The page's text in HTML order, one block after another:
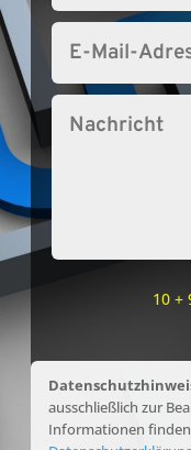
10 +
ausschließlich zur
Informationen finden